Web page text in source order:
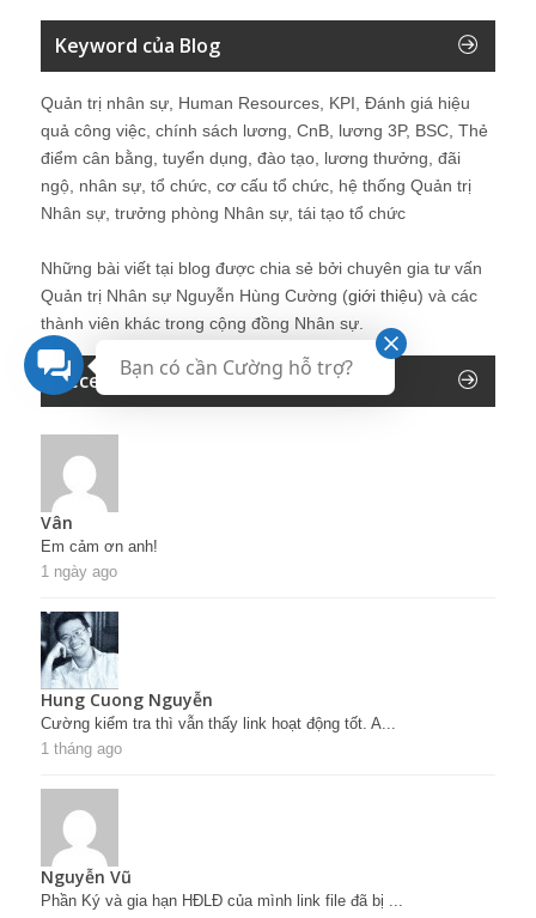
Keyword của Blog
Quản trị nhân sự, Human Resources, KPI, Đánh giá hiệu
quả công việc, chính sách lương, CnB, lương 3P, BSC, Thẻ
điểm cân bằng, tuyển dụng, đào tạo, lương thưởng, đãi
ngộ, nhân sự, tổ chức, cơ cấu tổ chức, hệ thống Quản trị
Nhân sự, trưởng phòng Nhân sự, tái tạo tổ chức
Những bài viết tại blog được chia sẻ bởi chuyên gia tư vấn
Quản trị Nhân sự Nguyễn Hùng Cường (giới thiệu) và các
thành viên khác trong cộng đồng Nhân sự.
Recent Comments
Vân
Em cảm ơn anh!
1 ngày ago
Hung Cuong Nguyễn
Cường kiểm tra thì vẫn thấy link hoạt động tốt. A...
1 tháng ago
Nguyễn Vũ
Phần Ký và gia hạn HĐLĐ của mình link file đã bị ...
Bạn có cần Cường hỗ trợ?